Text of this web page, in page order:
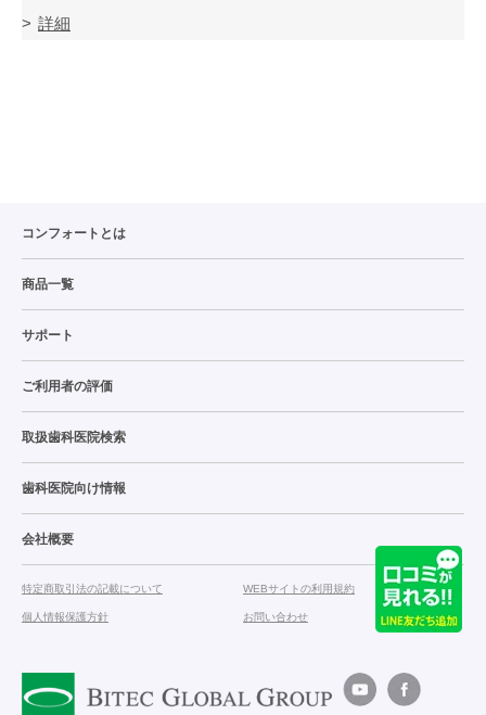
詳細
コンフォートとは
商品一覧
サポート
ご利用者の評価
取扱歯科医院検索
歯科医院向け情報
会社概要
特定商取引法の記載について WEBサイトの利用規約
個人情報保護方針 お問い合わせ